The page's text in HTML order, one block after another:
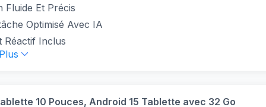
Fluide Et Précis
Optimisé Avec IA
Réactif Inclus
10 Pouces, Android 15 Tablette avec 32 Go